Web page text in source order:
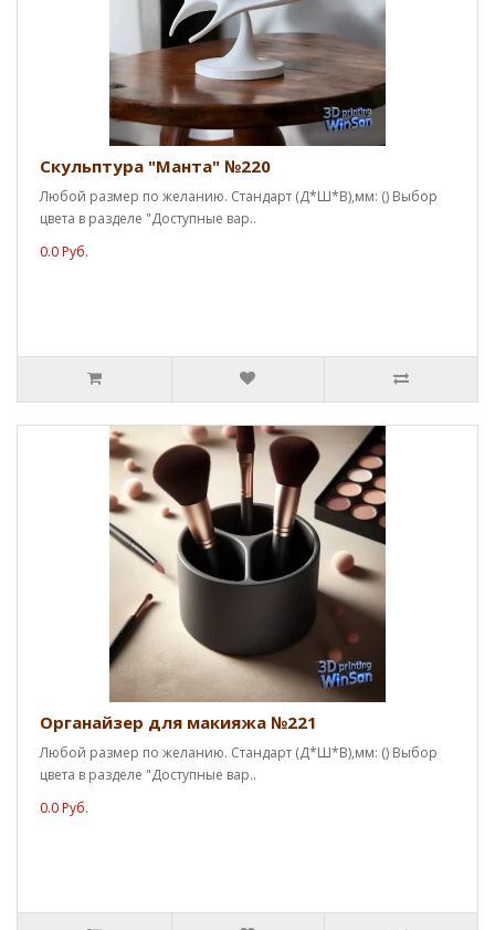
Скульптура "Манта" №220
Любой размер по желанию. Стандарт (Д*Ш*В),мм: () Выбор
цвета в разделе "Доступные вар..
0.0 Руб.
Органайзер для макияжа №221
Любой размер по желанию. Стандарт (Д*Ш*В),мм: () Выбор
цвета в разделе "Доступные вар..
0.0 Руб.